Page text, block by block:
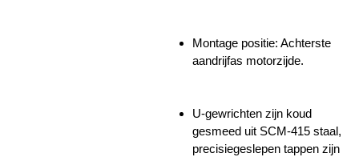
Montage positie: Achterste
aandrijfas motorzijde.
U-gewrichten zijn koud
gesmeed uit SCM-415 staal,
precisiegeslepen tappen zijn